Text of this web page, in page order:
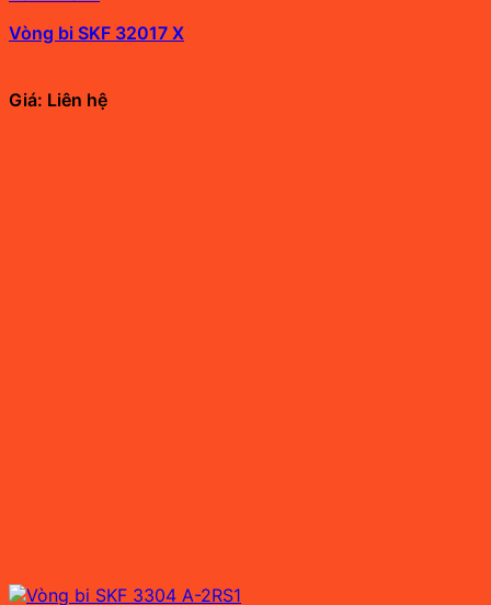
Vòng bi SKF 32017 X
Giá: Liên hệ